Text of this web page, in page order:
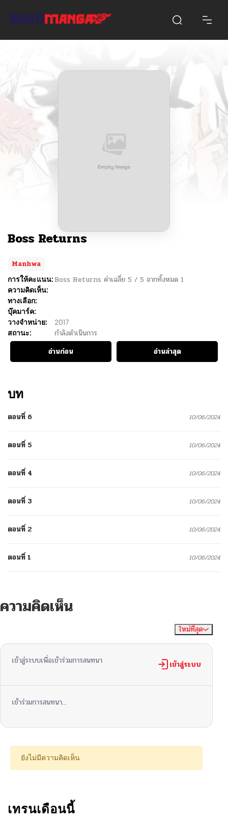
Boss Returns
Manhwa
การให้คะแนน:Boss Returns ค่าเฉลี่ย 5 / 5 จากทั้งหมด 1
ความคิดเห็น:
ทางเลือก:
บุ๊คมาร์ค:
วางจำหน่าย:
2017
สถานะ:
กำลังดำเนินการ
อ่านก่อน
อ่านล่าสุด
บท
ตอนที่ 6 10/06/2024
ตอนที่ 5 10/06/2024
ตอนที่ 4 10/06/2024
ตอนที่ 3 10/06/2024
ตอนที่ 2 10/06/2024
ตอนที่ 1 10/06/2024
ความคิดเห็น
ใหม่ที่สุด
เข้าสู่ระบบเพื่อเข้าร่วมการสนทนา เข้าสู่ระบบ
เข้าร่วมการสนทนา...
ยังไม่มีความคิดเห็น
เทรนเดือนนี้